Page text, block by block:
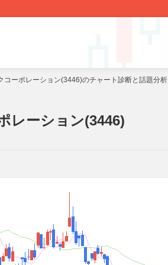
コーポレーション(3446)のチャート診断と話題分析
レーション(3446)